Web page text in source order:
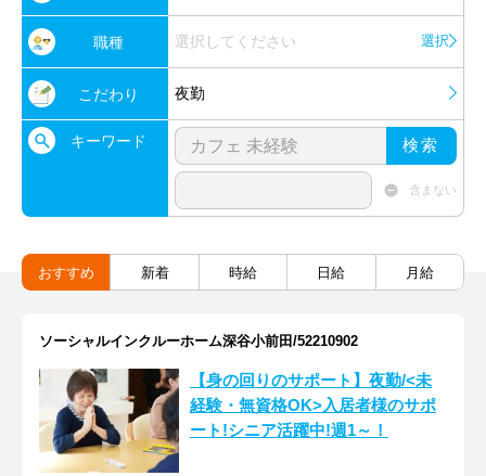
職種 選択してください 選択
こだわり 夜勤
キーワード 検索
含まない
おすすめ 新着 時給 日給 月給
ソーシャルインクルーホーム深谷小前田/52210902
【身の回りのサポート】夜勤/<未
経験・無資格OK>入居者様のサポ
ート!シニア活躍中!週1～！